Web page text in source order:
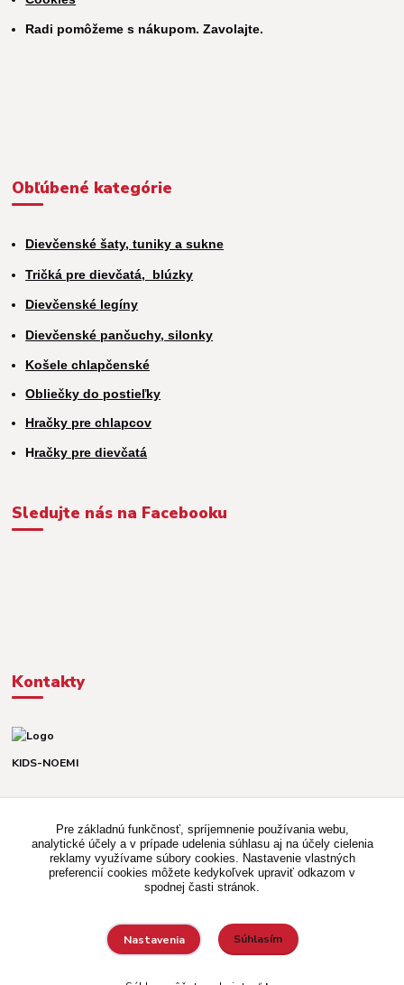
Radi pomôžeme s nákupom. Zavolajte.
Obľúbené kategórie
Dievčenské šaty, tuniky a sukne
Tričká pre dievčatá, blúzky
Dievčenské legíny
Dievčenské pančuchy, silonky
Košele chlapčenské
Obliečky do postieľky
Hračky pre chlapcov
Hračky pre dievčatá
Sledujte nás na Facebooku
Kontakty
KIDS-NOEMI
(Po-Pia, 8-16 hod.)
kidsnoemi.shop@gmail.com
Pre základnú funkčnosť, spríjemnenie používania webu,
analytické účely a v prípade udelenia súhlasu aj na účely cielenia
reklamy využívame súbory cookies. Nastavenie vlastných
preferencií cookies môžete kedykoľvek upraviť odkazom v
spodnej časti stránok.
Nastavenia Súhlasím